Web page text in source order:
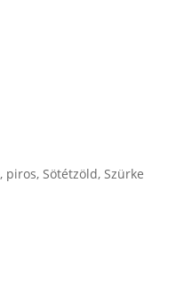
, piros, Sötétzöld, Szürke